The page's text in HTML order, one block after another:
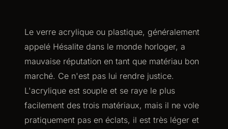
Le verre acrylique ou plastique, généralement
appelé Hésalite dans le monde horloger, a
mauvaise réputation en tant que matériau bon
marché. Ce n'est pas lui rendre justice.
L'acrylique est souple et se raye le plus
facilement des trois matériaux, mais il ne vole
pratiquement pas en éclats, il est très léger et